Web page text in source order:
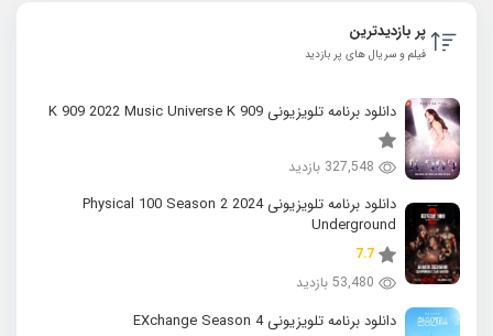
پر بازدیدترین
فیلم و سریال های پر بازدید
دانلود برنامه تلویزیونی K 909 2022 Music Universe K 909
327,548 بازدید
دانلود برنامه تلویزیونی 2024 Physical 100 Season 2
Underground
7.7
53,480 بازدید
دانلود برنامه تلویزیونی EXchange Season 4